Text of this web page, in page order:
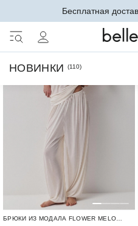
Бесплатная
НОВИНКИ (110)